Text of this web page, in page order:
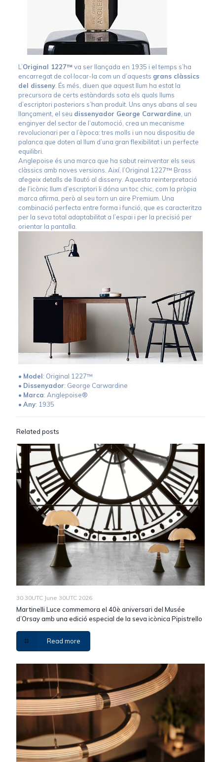
L’Original 1227™ va ser llançada en 1935 i el temps s’ha
encarregat de col·locar-la com un d’aquests grans clàssics
del disseny. És més, diuen que aquest llum ha estat la
precursora de certs estàndards sota els quals llums
d’escriptori posteriors s’han produït. Uns anys abans al seu
llançament, el seu dissenyador George Carwardine , un
enginyer del sector de l’automoció, crea un mecanisme
revolucionari per a l’època: tres molls i un nou dispositiu de
palanca que doten al llum d’una gran flexibilitat i un perfecte
equilibri.
Anglepoise és una marca que ha sabut reinventar els seus
clàssics amb noves versions. Així, l’Original 1227™ Brass
afegeix detalls de llautó al disseny. Aquesta reinterpretació
de l’icònic llum d’escriptori li dóna un toc chic, com la pròpia
marca afirma, però al seu torn un aire Premium. Una
combinació perfecta entre forma i funció, que es caracteritza
per la seva total adaptabilitat a l’espai i per la precisió per
orientar la pantalla.
• Model: Original 1227™
• Dissenyador: George Carwardine
• Marca: Anglepoise®
• Any: 1935
Related posts
30 30UTC June 30UTC 2026
Martinelli Luce commemora el 40è aniversari del Musée
d’Orsay amb una edició especial de la seva icònica Pipistrello
Read more